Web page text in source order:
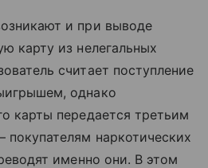
и при выводе
карту из нелегальных
считает поступление
однако
карты передается третьим
наркотических
именно они. В этом